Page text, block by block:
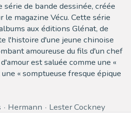
série de bande dessinée, créée
le magazine Vécu. Cette série
aux éditions Glénat, de
l'histoire d'une jeune chinoise
amoureuse du fils d'un chef
est saluée comme une «
« somptueuse fresque épique
Hermann Lester Cockney